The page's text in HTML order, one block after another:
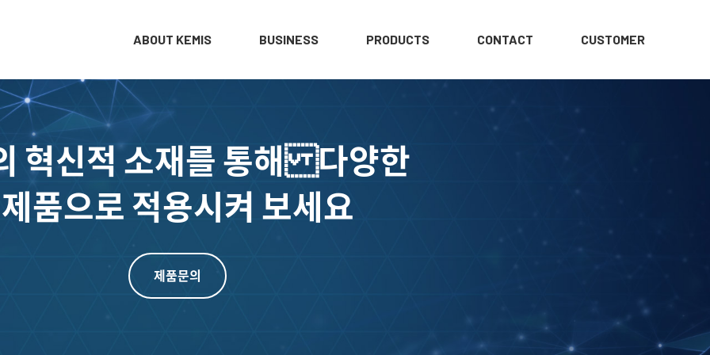
ABOUT KEMIS BUSINESS PRODUCTS CONTACT CUSTOMER
혁신적 소재를 통해 다양한
제품으로 적용시켜 보세요
제품문의